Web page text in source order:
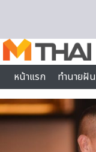
หน้าแรก
ทำนายฝัน
ไลฟ์สไตล์